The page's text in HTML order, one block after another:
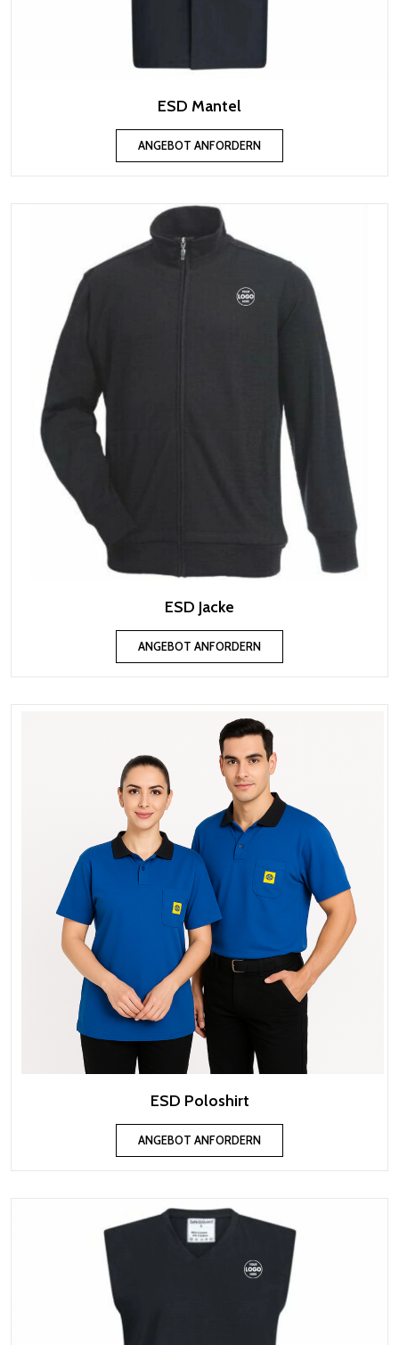
ESD Mantel
ANGEBOT ANFORDERN
ESD Jacke
ANGEBOT ANFORDERN
ESD Poloshirt
ANGEBOT ANFORDERN